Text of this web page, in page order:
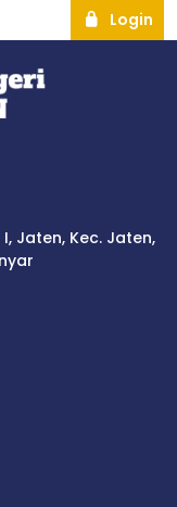
Login
Jaten, Kec. Jaten,